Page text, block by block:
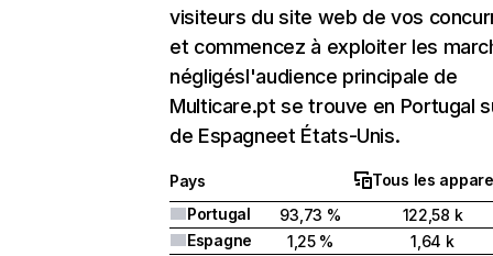
visiteurs du site web de vos
et commencez à exploiter les
négligésl'audience principale de
Multicare.pt se trouve en Portugal
de Espagneet États-Unis.
Pays
Tous les
Portugal
93,73 %
122,58 k
Espagne
1,25 %
1,64 k